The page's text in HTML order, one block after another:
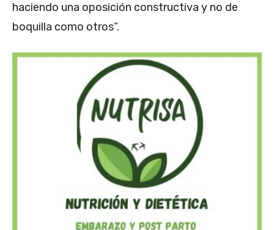
haciendo una oposición constructiva y no de
boquilla como otros”.